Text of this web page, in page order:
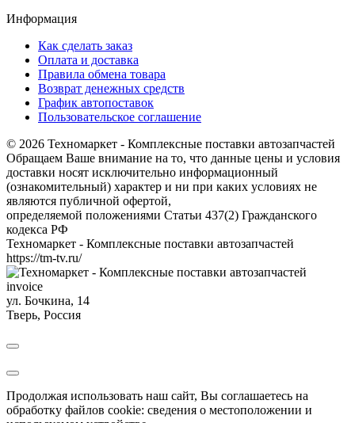
Информация
Как сделать заказ
Оплата и доставка
Правила обмена товара
Возврат денежных средств
График автопоставок
Пользовательское соглашение
© 2026 Техномаркет - Комплексные поставки автозапчастей
Обращаем Ваше внимание на то, что данные цены и условия
доставки носят исключительно информационный
(ознакомительный) характер и ни при каких условиях не
являются публичной офертой,
определяемой положениями Статьи 437(2) Гражданского
кодекса РФ
Техномаркет - Комплексные поставки автозапчастей
https://tm-tv.ru/
invoice
ул. Бочкина, 14
Тверь, Россия
Продолжая использовать наш сайт, Вы соглашаетесь на
обработку файлов cookie: сведения о местоположении и